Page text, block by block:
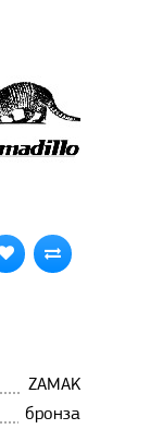
ZAMAK
бронза